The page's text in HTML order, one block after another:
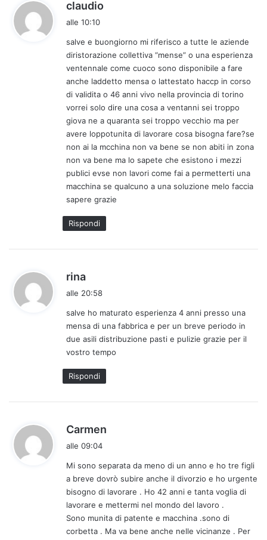
claudio
e
t
t
o
:
alle 10:10
salve e buongiorno mi riferisco a tutte le aziende
diristorazione collettiva “mense” o una esperienza
ventennale come cuoco sono disponibile a fare
anche laddetto mensa o lattestato haccp in corso
di validita o 46 anni vivo nella provincia di torino
vorrei solo dire una cosa a ventanni sei troppo
giova ne a quaranta sei troppo vecchio ma per
avere loppotunita di lavorare cosa bisogna fare?se
non ai la mcchina non va bene se non abiti in zona
non va bene ma lo sapete che esistono i mezzi
publici evse non lavori come fai a permetterti una
macchina se qualcuno a una soluzione melo faccia
sapere grazie
Rispondi
rina
e
t
t
o
:
alle 20:58
salve ho maturato esperienza 4 anni presso una
mensa di una fabbrica e per un breve periodo in
due asili distribuzione pasti e pulizie grazie per il
vostro tempo
Rispondi
Carmen
e
t
t
o
:
alle 09:04
Mi sono separata da meno di un anno e ho tre figli
a breve dovrò subire anche il divorzio e ho urgente
bisogno di lavorare . Ho 42 anni e tanta voglia di
lavorare e mettermi nel mondo del lavoro .
Sono munita di patente e macchina .sono di
corbetta . Ma va bene anche nelle vicinanze . Per